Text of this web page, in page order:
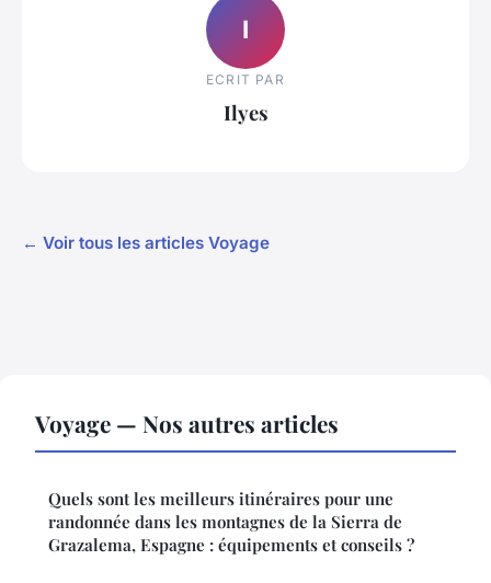
I
ECRIT PAR
Ilyes
← Voir tous les articles Voyage
Voyage — Nos autres articles
Quels sont les meilleurs itinéraires pour une
randonnée dans les montagnes de la Sierra de
Grazalema, Espagne : équipements et conseils ?